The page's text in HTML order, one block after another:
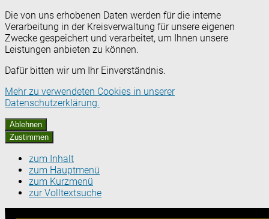
Die von uns erhobenen Daten werden für die interne
Verarbeitung in der Kreisverwaltung für unsere eigenen
Zwecke gespeichert und verarbeitet, um Ihnen unsere
Leistungen anbieten zu können.
Dafür bitten wir um Ihr Einverständnis.
Mehr zu verwendeten Cookies in unserer
Datenschutzerklärung.
Ablehnen
Zustimmen
zum Inhalt
zum Hauptmenü
zum Kurzmenü
zur Volltextsuche